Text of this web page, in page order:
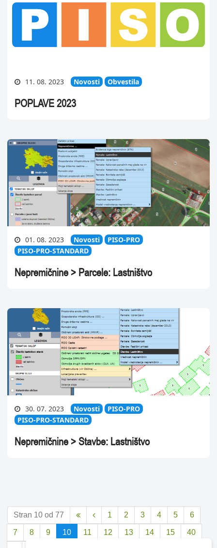
11. 08. 2023 Novosti Obvestila
POPLAVE 2023
01. 08. 2023 Novosti
PISO-PRO
PISO-PRO-STANDARD
Nepremičnine > Parcele: Lastništvo
30. 07. 2023 Novosti
PISO-PRO
PISO-PRO-STANDARD
Nepremičnine > Stavbe: Lastništvo
Stran 10 od 77   1 2 3 4 5 6
7 8 9 10 11 12 13 14 15 40